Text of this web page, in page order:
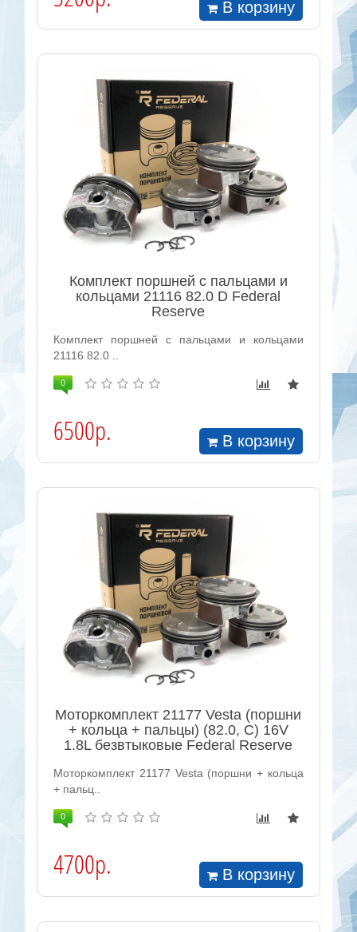
В корзину
Комплект поршней с пальцами и
кольцами 21116 82.0 D Federal
Reserve
Комплект поршней с пальцами и кольцами
21116 82.0 ..
0
6500р. В корзину
Моторкомплект 21177 Vesta (поршни
+ кольца + пальцы) (82.0, С) 16V
1.8L безвтыковые Federal Reserve
Моторкомплект 21177 Vesta (поршни + кольца
+ пальц..
0
4700р. В корзину